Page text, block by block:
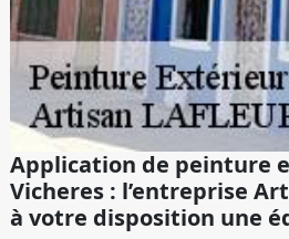
Application de peinture
Vicheres : l’entreprise
à votre disposition une